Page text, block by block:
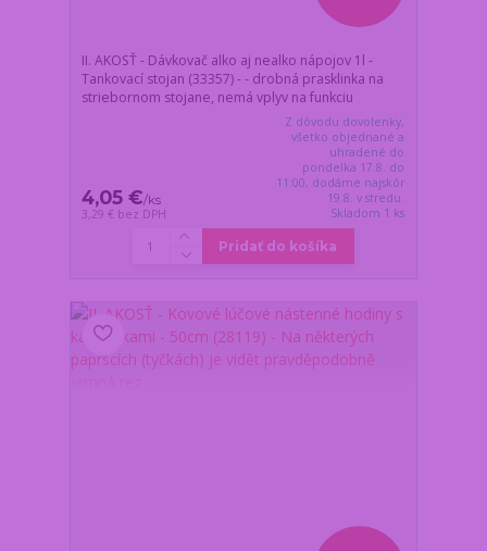
II. AKOSŤ - Dávkovač alko aj nealko nápojov 1l -
Tankovací stojan (33357) - - drobná prasklinka na
striebornom stojane, nemá vplyv na funkciu
4,05 €/ks
3,29 € bez DPH
Z dôvodu dovolenky,
všetko objednané a
uhradené do
pondelka 17.8. do
11:00, dodáme najskôr
19.8. v stredu.
Skladom 1 ks
Pridať do košíka